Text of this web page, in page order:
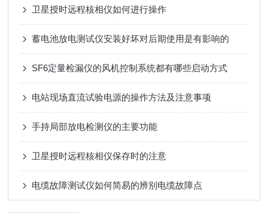
卫星授时远程核相仪如何进行操作
蓄电池放电测试仪安装好坏对后期使用是有影响的
SF6定量检漏仪的风机控制系统都有哪些启动方式
电站现场直流试验电源的操作方法及注意事项
手持局部放电检测仪的主要功能
卫星授时远程核相仪保存时的注意
电缆故障测试仪如何简易的辨别电缆故障点